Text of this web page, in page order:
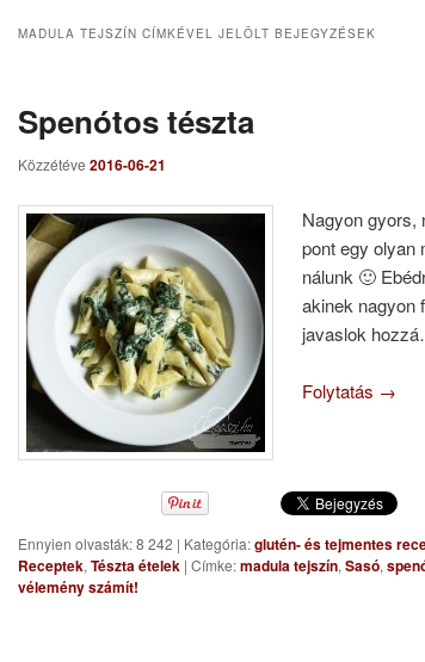
MADULA TEJSZÍN CÍMKÉVEL JELÖLT BEJEGYZÉSEK
Spenótos tészta
Közzétéve 2016-06-21
Nagyon gyors,
pont egy olyan
nálunk 🙂
akinek nagyon
javaslok
Folytatás →
Ennyien olvasták: 8 242 | Kategória:glutén- és tejmentes
Receptek, Tészta ételek | Címke:madula tejszín, Sasó,
vélemény számít!